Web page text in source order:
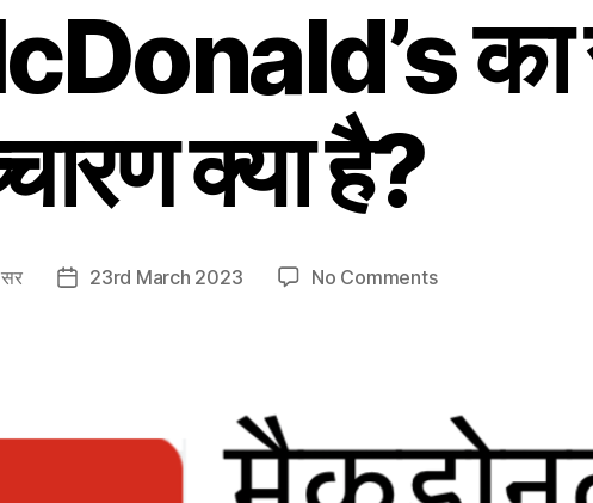
का
क्या है?
Post23rd March 2023 No Commentson
उच्चारण
क्या
है?